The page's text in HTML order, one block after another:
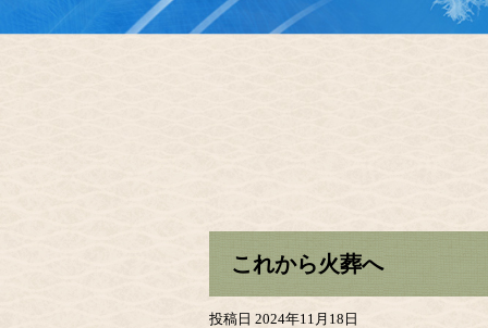
これから火葬へ
投稿日 2024年11月18日